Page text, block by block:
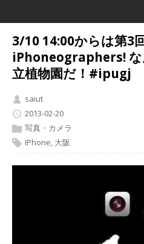
3/10 14:00からは第3
iPhoneographers! な
立植物園だ！#ipugj
saiut
2013-02-20
写真・カメラ
IPhone, 大阪